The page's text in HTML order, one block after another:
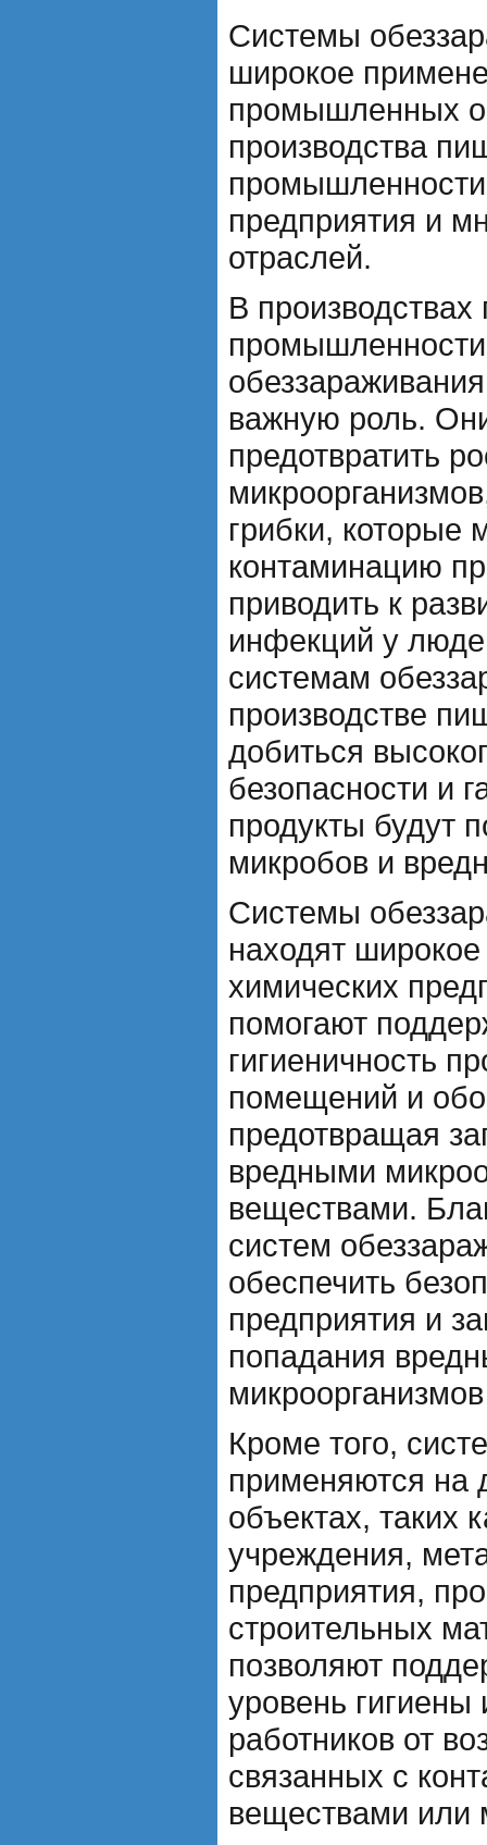
Системы
широкое
промышленных
производства
предприятия и
отраслей.
В
важную роль.
предотвратить
грибки, которые
контаминацию
приводить к
инфекций у
системам
производстве
добиться
безопасности и
продукты будут
микробов и
Системы
находят
химических
помогают
гигиеничность
помещений и
предотвращая
вредными
веществами.
систем
обеспечить
предприятия и
попадания
Кроме того,
применяются на
объектах, таких
учреждения,
предприятия,
строительных
позволяют
уровень гигиены
работников от
связанных с
веществами или